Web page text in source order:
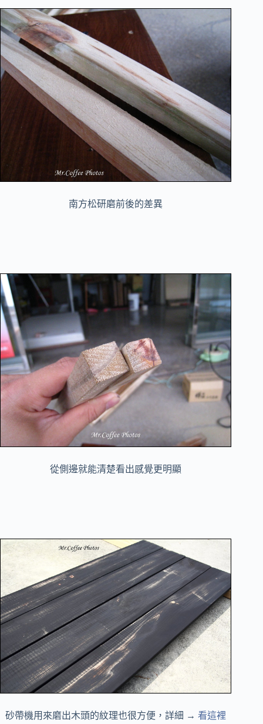
南方松研磨前後的差異
從側邊就能清楚看出感覺更明顯
砂帶機用來磨出木頭的紋理也很方便，詳細 →看這裡